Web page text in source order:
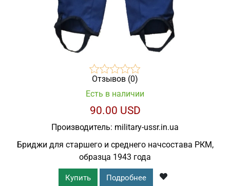
Отзывов (0)
Есть в наличии
90.00 USD
Производитель: military-ussr.in.ua
Бриджи для старшего и среднего начсостава РКМ,
образца 1943 года
Купить Подробнее